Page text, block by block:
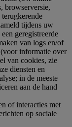
browserversie,
tijdens uw
geregistreerde
van logs en/of
informatie over
van cookies, zie
diensten en
in de meeste
aan de hand
of interacties met
op sociale